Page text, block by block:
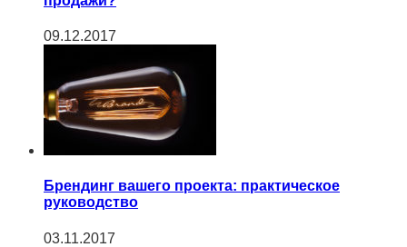
09.12.2017
Брендинг вашего проекта: практическое
руководство
03.11.2017